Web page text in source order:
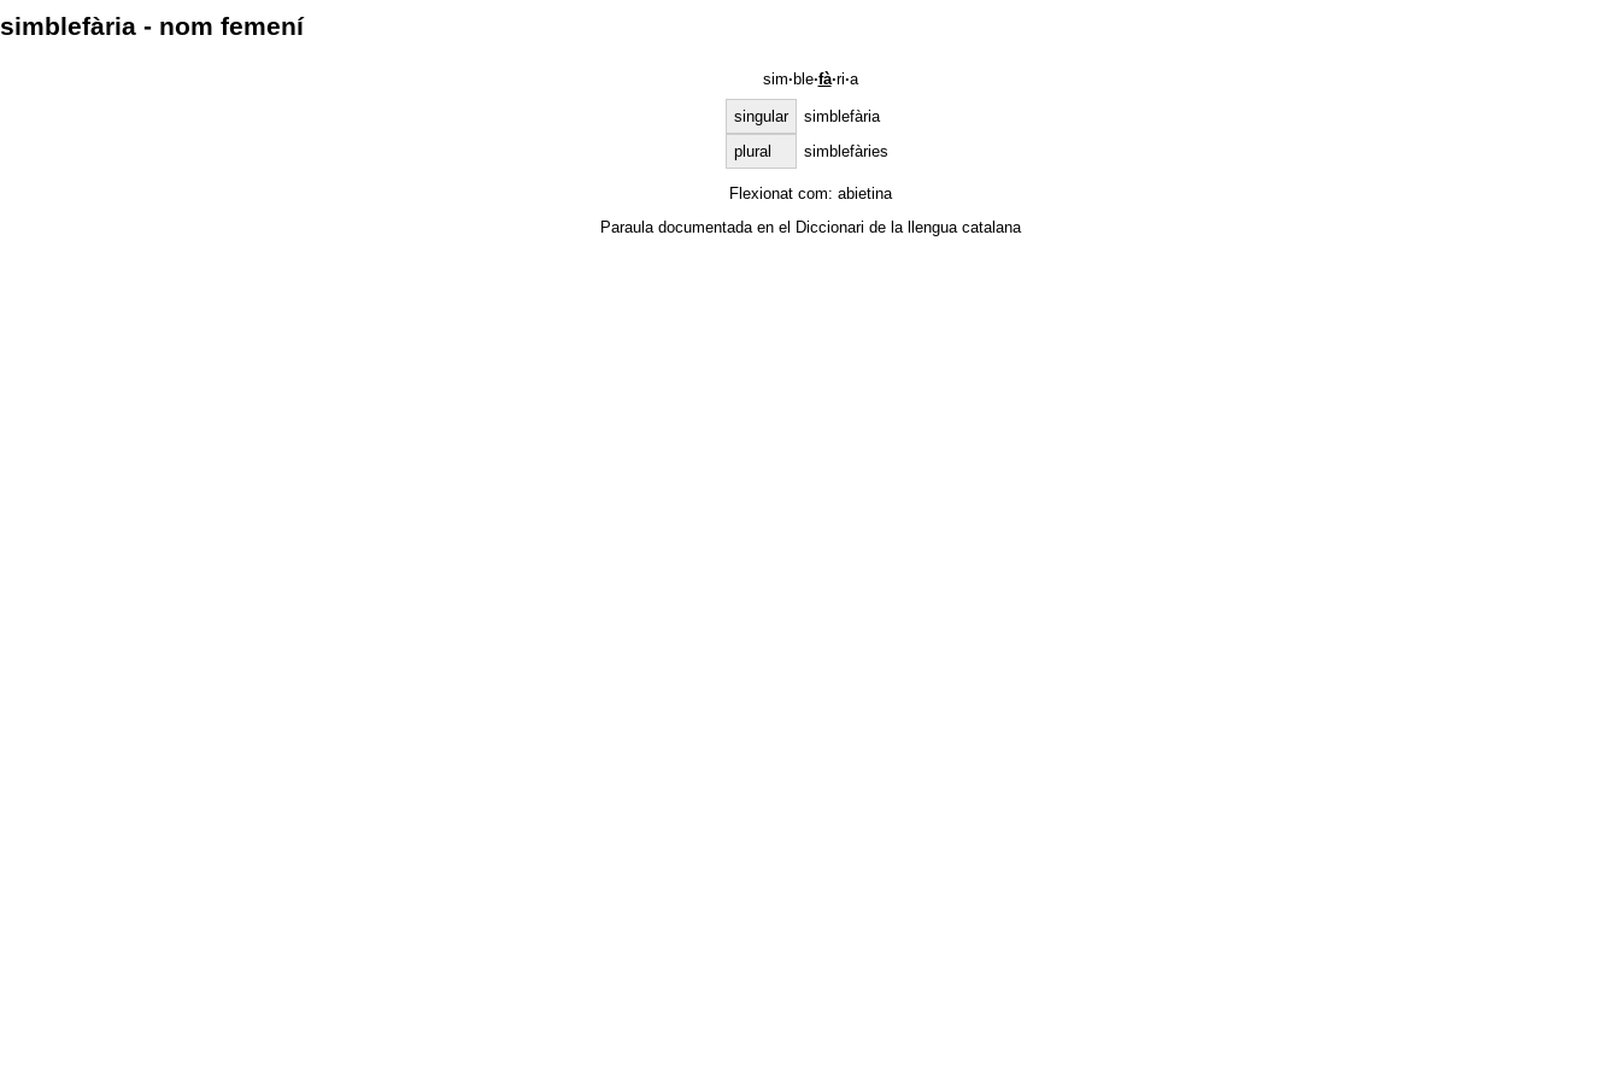
simblefària - nom femení
sim· ble·fà·ri·a
singular
simblefària
plural
simblefàries
Flexionat com: abietina
Paraula documentada en el Diccionari de la llengua catalana